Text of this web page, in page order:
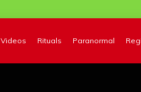
Videos Rituals Paranormal